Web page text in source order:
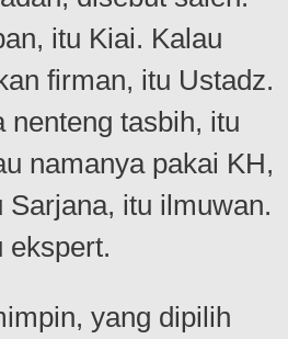
itu Kiai. Kalau
firman, itu Ustadz.
nenteng tasbih, itu
namanya pakai KH,
Sarjana, itu ilmuwan.
ekspert.
yang dipilih